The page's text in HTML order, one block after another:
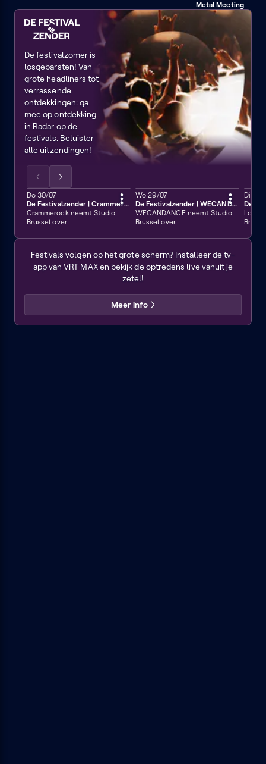
Metal Meeting
Radar
op
de
festivals
De festivalzomer is
losgebarsten! Van
grote headliners tot
verrassende
ontdekkingen: ga
mee op ontdekking
in Radar op de
festivals. Beluister
alle uitzendingen!
Scrol
de
lijst
naar
Scrol
lijst
naar
60 min
Donderdag 30 juli
Do 30/07
De Festivalzender | Crammerock
Crammerock neemt Studio
Brussel over
60 min
Woensdag 29 juli
Wo 29/07
De Festivalzender | WECANDANCE
WECANDANCE neemt Studio
Brussel over.
60
Di 28/
Rock
Werchter
TV
Festivals volgen op het grote scherm? Installeer de tv-
app van VRT MAX en bekijk de optredens live vanuit je
zetel!
Meer info